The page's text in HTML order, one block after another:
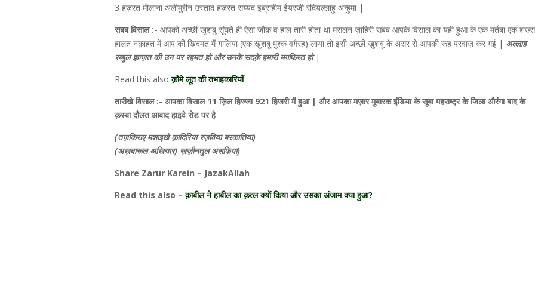
3 हज़रत मौलाना अलीमुद्दीन उस्ताद हज़रत सय्यद इब्राहीम ईयरजी रदियल्लाहु अन्हुमा |
सबब विसाल :- आपको अच्छी खुशबू सूंघते ही ऐसा ज़ौक़ व हाल तारी होता था मसलन ज़ाहिरी सबब आपके विसाल का यही हुआ के एक मर्तबा एक शख्स
हालत नक़ाहत में आप की खिदमत में गालिया (एक खुशबू मुश्क वगैरह) लाया तो इसी अच्छी खुशबू के असर से आपकी रूह परवाज़ कर गई | अल्लाह
रब्बुल इज़्ज़त की उन पर रहमत हो और उनके सदक़े हमारी मगफिरत हो|
Read this alsoक़ौमे लूत की तभाहकारियाँ
तारीखे विसाल :- आपका विसाल 11 ज़िल हिज्जा 921 हिजरी में हुआ | और आपका मज़ार मुबारक इंडिया के सूबा महराष्ट्र के जिला औरंगा बाद के
क़स्बा दौलत आबाद हाइवे रोड पर है
(तज़किराए मशाइखे क़ादिरिया रज़विया बरकातिया)
(अख़बारूल अखियार) ख़ज़ीनतुल असफिया)
Share Zarur Karein – JazakAllah
Read this also – क़ाबील ने हाबील का क़त्ल क्यों किया और उसका अंजाम क्या हुआ?